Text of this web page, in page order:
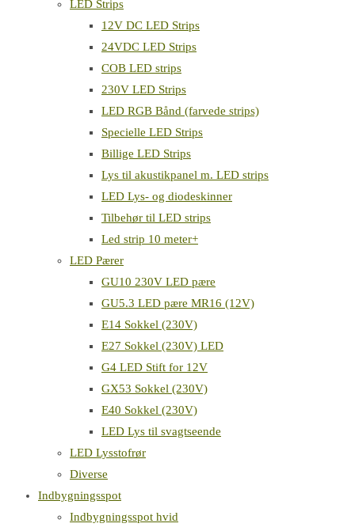
LED Strips
12V DC LED Strips
24VDC LED Strips
COB LED strips
230V LED Strips
LED RGB Bånd (farvede strips)
Specielle LED Strips
Billige LED Strips
Lys til akustikpanel m. LED strips
LED Lys- og diodeskinner
Tilbehør til LED strips
Led strip 10 meter+
LED Pærer
GU10 230V LED pære
GU5.3 LED pære MR16 (12V)
E14 Sokkel (230V)
E27 Sokkel (230V) LED
G4 LED Stift for 12V
GX53 Sokkel (230V)
E40 Sokkel (230V)
LED Lys til svagtseende
LED Lysstofrør
Diverse
Indbygningsspot
Indbygningsspot hvid